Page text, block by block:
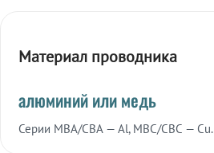
Материал проводника
алюминий или медь
Серии МВА/СВА — Al, МВС/СВС — Cu.